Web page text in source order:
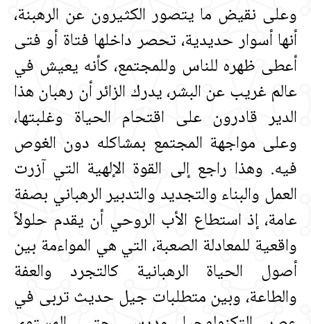
وعلى نقيض ما يتصور الكثيرون عن الرهبنة،
أنها أسوار حديدية، تحصر داخلها فتاة أو فتى
أعطى ظهره للناس وللمجتمع، كأنه يعيش في
عالم غريب عن البشر، يدرك الزائر أن رهبان هذا
الدير قادرون على اقتحام الحياة وغلبتها،
وعلى مواجهة المجتمع بمشاكله دون الغوص
فيه‏.‏ وهذا راجع إلى القوة الإلهية التي آزرت
العمل والبناء والتجديد والتدبير الرهباني بصفة
عامة، إذ استطاع الأب الروحي أن يقدم حلولاً
واقعية للمعادلة الصعبة، التي هي المواءمة بين
أصول الحياة الرهبانية كالتجرد والعفة
والطاعة، وبين متطلبات جيل حديث تربى في